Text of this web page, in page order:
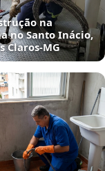
na
no Santo Inácio,
Claros‑MG